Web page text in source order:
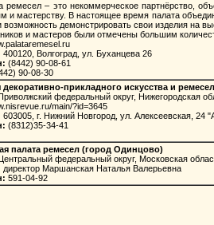
– это некоммерческое партнёрство,
и мастерству. В настоящее время палата
возможность демонстрировать свои изделия на
и мастеров были отмечены большим
Волгоград, ул. Буханцева 26
(8442) 90-08-61
90-08-30
декоративно-прикладного искусства и ремесел
федеральный округ, Нижегородская
main/?id=3645
г. Нижний Новгород, ул. Алексеевская, 24
(8312)35-34-41
палата ремесел (город Одинцово)
федеральный округ, Московская
Маршанская Наталья Валерьевна
591-04-92